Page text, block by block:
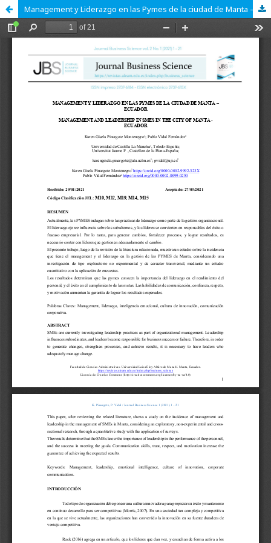
Management y Liderazgo en las Pymes de la ciudad de Manta – Ecuador